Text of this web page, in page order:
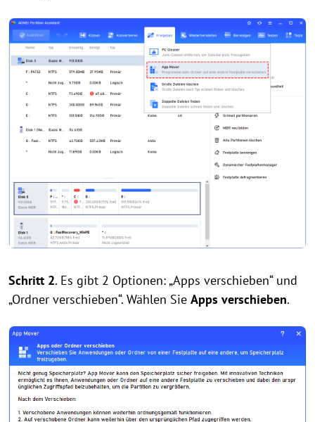
Schritt 2. Es gibt 2 Optionen: „Apps verschieben“ und
„Ordner verschieben“. Wählen Sie Apps verschieben.